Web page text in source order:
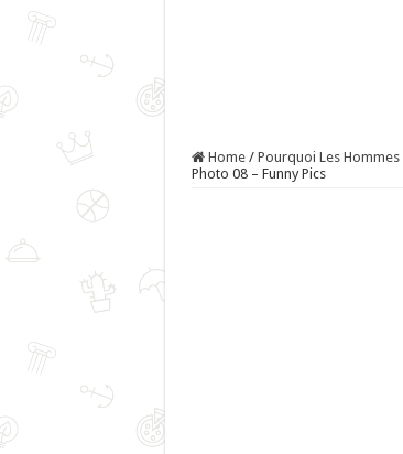
Home / Pourquoi Les
Photo 08 – Funny Pics